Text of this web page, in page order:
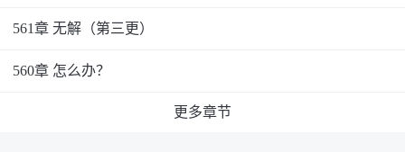
561章 无解（第三更）
560章 怎么办？
更多章节